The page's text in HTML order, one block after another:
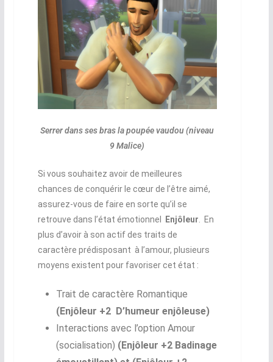
Serrer dans ses bras la poupée vaudou (niveau
9 Malice)
Si vous souhaitez avoir de meilleures
chances de conquérir le cœur de l’être aimé,
assurez-vous de faire en sorte qu’il se
retrouve dans l’état émotionnel
Enjôleur . En
plus d’avoir à son actif des traits de
caractère prédisposant à l’amour, plusieurs
moyens existent pour favoriser cet état :
Trait de caractère Romantique
(Enjôleur +2 D’humeur enjôleuse)
Interactions avec l’option Amour
(socialisation) (Enjôleur +2 Badinage